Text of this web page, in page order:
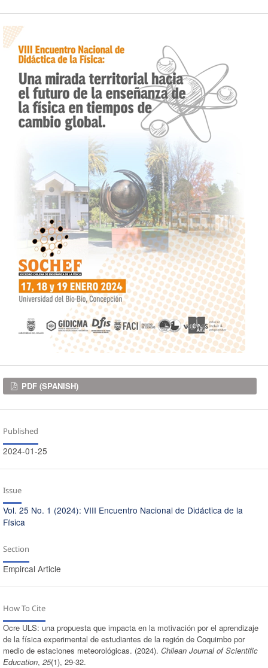
Downloads
PDF (SPANISH)
Published
2024-01-25
Issue
Vol. 25 No. 1 (2024): VIII Encuentro Nacional de Didáctica de la
Física
Section
Empircal Article
How To Cite
Ocre ULS: una propuesta que impacta en la motivación por el aprendizaje
de la física experimental de estudiantes de la región de Coquimbo por
medio de estaciones meteorológicas. (2024). Chilean Journal of Scientific
Education, 25(1), 29-32.